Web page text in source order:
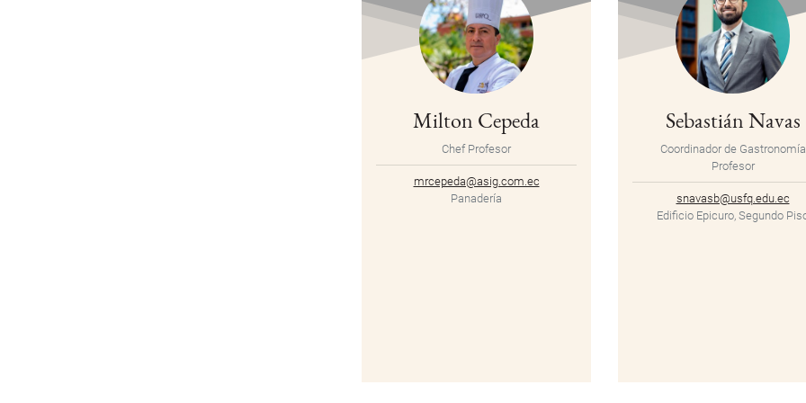
Milton Cepeda
Chef Profesor
mrcepeda@asig.com.ec
Panadería
Sebastián Navas
Coordinador de Gastronomía
Profesor
snavasb@usfq.edu.ec
Edificio Epicuro, Segundo